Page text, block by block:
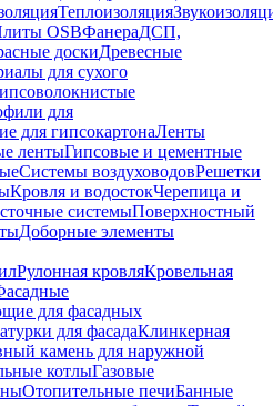
Теплоизоляция
OSBФанераДСП,
доскиДревесные
для сухого
для
для гипсокартонаЛенты
лентыГипсовые и цементные
Системы воздуховодовРешетки
Кровля и водостокЧерепица и
системыПоверхностный
Доборные элементы
Рулонная кровляКровельная
для фасадных
для фасадаКлинкерная
камень для наружной
котлыГазовые
Отопительные печиБанные